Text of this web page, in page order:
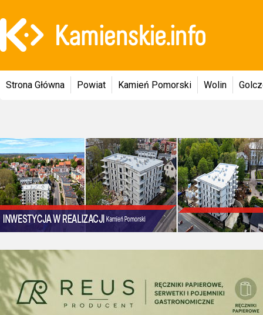
Strona Główna Powiat Kamień Pomorski Wolin